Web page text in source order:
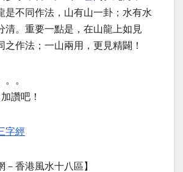
是不同作法，山有山一卦；水有水
清。重要一點是，在山龍上如見
之作法；一山兩用，更見精闢！
。
加讚吧！
字經
－香港風水十八區】